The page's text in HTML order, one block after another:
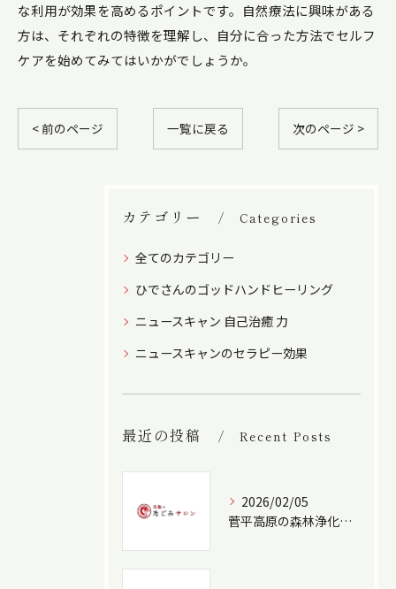
な利用が効果を高めるポイントです。自然療法に興味がある
方は、それぞれの特徴を理解し、自分に合った方法でセルフ
ケアを始めてみてはいかがでしょうか。
< 前のページ 一覧に戻る 次のページ >
カテゴリー Categories
全てのカテゴリー
ひでさんのゴッドハンドヒーリング
ニュースキャン 自己治癒 力
ニュースキャンのセラピー効果
最近の投稿 Recent Posts
2026/02/05
菅平高原の森林浄化と野鳥癒し空間